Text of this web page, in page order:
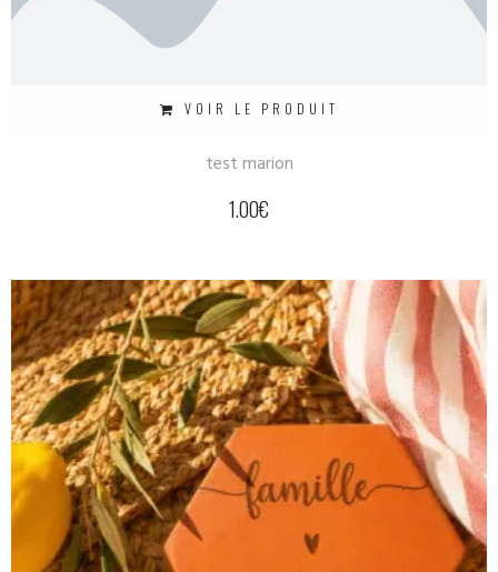
VOIR LE PRODUIT
test marion
1.00€